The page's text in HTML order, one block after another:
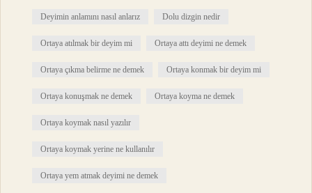
Deyimin anlamını nasıl anlarız Dolu dizgin nedir
Ortaya atılmak bir deyim mi Ortaya attı deyimi ne demek
Ortaya çıkma belirme ne demek Ortaya konmak bir deyim mi
Ortaya konuşmak ne demek Ortaya koyma ne demek
Ortaya koymak nasıl yazılır
Ortaya koymak yerine ne kullanılır
Ortaya yem atmak deyimi ne demek